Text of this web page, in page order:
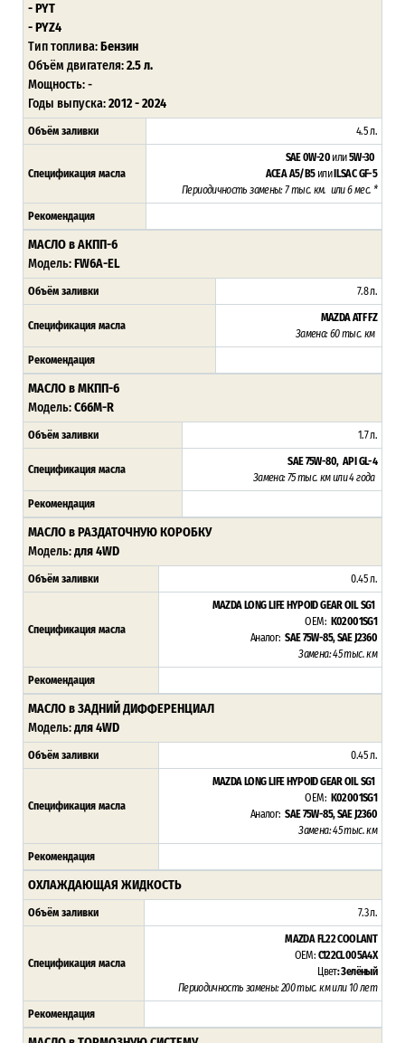
- PYT
- PYZ4
Тип топлива:Бензин
Объём двигателя:2.5 л.
Мощность: -
Годы выпуска:2012 - 2024
Объём заливки 4.5 л.
Спецификация масла
SAE 0W-20 или5W-30
ACEA A5/B5 или ILSAC GF-5
Периодичность замены: 7 тыс. км. или 6 мес. *
Рекомендация
МАСЛО в АКПП-6
Модель:FW6A-EL
Объём заливки 7.8 л.
Спецификация масла
MAZDA ATF FZ
Замена: 60 тыс. км
Рекомендация
МАСЛО в МКПП-6
Модель:C66M-R
Объём заливки 1.7 л.
Спецификация масла
SAE 75W-80, API GL-4
Замена: 75 тыс. км или 4 года
Рекомендация
МАСЛО в РАЗДАТОЧНУЮ КОРОБКУ
Модель:для 4WD
Объём заливки 0.45 л.
Спецификация масла
MAZDA LONG LIFE HYPOID GEAR OIL SG1
OEM: K02001SG1
Аналог:SAE 75W-85, SAE J2360
Замена: 45 тыс. км
Рекомендация
МАСЛО в ЗАДНИЙ ДИФФЕРЕНЦИАЛ
Модель:для 4WD
Объём заливки 0.45 л.
Спецификация масла
MAZDA LONG LIFE HYPOID GEAR OIL SG1
OEM: K02001SG1
Аналог:SAE 75W-85, SAE J2360
Замена: 45 тыс. км
Рекомендация
ОХЛАЖДАЮЩАЯ ЖИДКОСТЬ
Объём заливки 7.3 л.
Спецификация масла
MAZDA FL22 COOLANT
OEM: C122CL005A4X
Цвет: Зелёный
Периодичность замены: 200 тыс. км или 10 лет
Рекомендация